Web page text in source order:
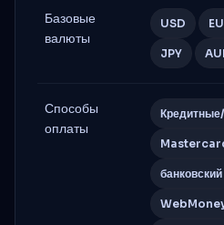
Базовые
валюты
USD
JPY
Способы
оплаты